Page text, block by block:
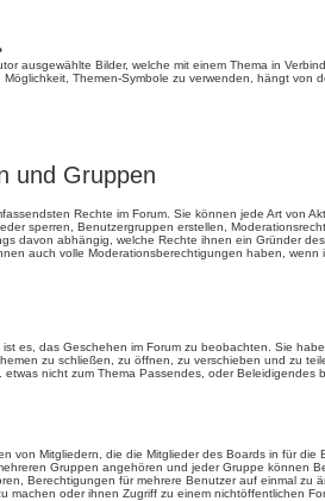
ausgewählte Bilder, welche mit einem Thema in
Themen-Symbole zu verwenden, hängt von
und Gruppen
Rechte im Forum. Sie können jede Art von
sperren, Benutzergruppen erstellen,
davon abhängig, welche Rechte ihnen ein Gründer
auch volle Moderationsberechtigungen haben,
es, das Geschehen im Forum zu beobachten. Sie
zu schließen, zu öffnen, zu verschieben und zu
etwas nicht zum Thema Passendes, oder Beleidigendes
von Mitgliedern, die die Mitglieder des Boards in für die
Gruppen angehören und jeder Gruppe können
Berechtigungen für mehrere Benutzer auf einmal zu
machen oder ihnen Zugriff zu einem nichtöffentlichen